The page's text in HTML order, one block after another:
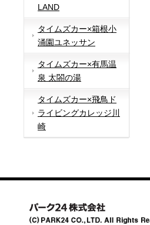
LAND
タイムズカー×箱根小
涌園ユネッサン
タイムズカー×有馬温
泉 太閤の湯
タイムズカー×飛鳥ド
ライビングカレッジ川
崎